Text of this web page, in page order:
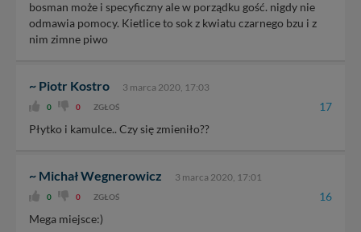
bosman może i specyficzny ale w porządku gość. nigdy nie
odmawia pomocy. Kietlice to sok z kwiatu czarnego bzu i z
nim zimne piwo
~ Piotr Kostro 3 marca 2020, 17:03
0 0 ZGŁOŚ 17
Płytko i kamulce.. Czy się zmieniło??
~ Michał Wegnerowicz 3 marca 2020, 17:01
0 0 ZGŁOŚ 16
Mega miejsce:)